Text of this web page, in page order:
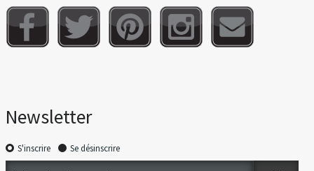
Newsletter
S'inscrire Se désinscrire